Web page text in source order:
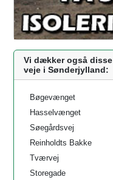
Vi dækker også disse
veje i Sønderjylland:
Bøgevænget
Hasselvænget
Søegårdsvej
Reinholdts Bakke
Tværvej
Storegade